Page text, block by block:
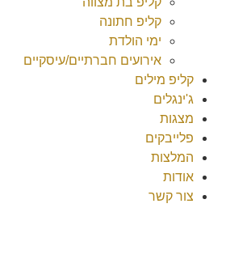
קליפ חתונה
ימי הולדת
אירועים חברתיים/עיסקיים
קליפ מילים
ג'ינגלים
מצגות
פלייבקים
המלצות
אודות
צור קשר